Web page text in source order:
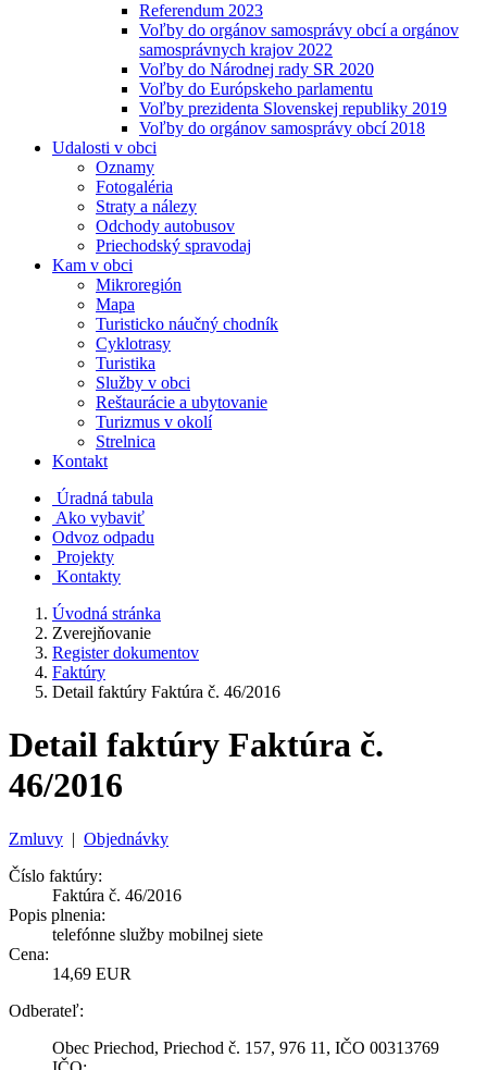
Referendum 2023
Voľby do orgánov samosprávy obcí a orgánov
samosprávnych krajov 2022
Voľby do Národnej rady SR 2020
Voľby do Európskeho parlamentu
Voľby prezidenta Slovenskej republiky 2019
Voľby do orgánov samosprávy obcí 2018
Udalosti v obci
Oznamy
Fotogaléria
Straty a nálezy
Odchody autobusov
Priechodský spravodaj
Kam v obci
Mikroregión
Mapa
Turisticko náučný chodník
Cyklotrasy
Turistika
Služby v obci
Reštaurácie a ubytovanie
Turizmus v okolí
Strelnica
Kontakt
Úradná tabula
Ako vybaviť
Odvoz odpadu
Projekty
Kontakty
Úvodná stránka
Zverejňovanie
Register dokumentov
Faktúry
Detail faktúry Faktúra č. 46/2016
Detail faktúry Faktúra č.
46/2016
Zmluvy | Objednávky
Číslo faktúry:
Faktúra č. 46/2016
Popis plnenia:
telefónne služby mobilnej siete
Cena:
14,69 EUR
Odberateľ:
Obec Priechod, Priechod č. 157, 976 11, IČO 00313769